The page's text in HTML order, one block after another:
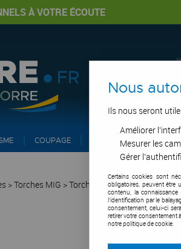
À VOTRE ÉCOUTE
COUPAGE PIPE ET INERTAGE
>Torches MIG >Torche aspirante xFUME 36
Nous
Ils nous seront
Améliorer
Mesurer les
Gérer
Certains cookies sont
obligatoires, peuvent être
contenu, la
l'identification par le
consentement, celui-ci
retirer votre consentement
notre politique de cookie.